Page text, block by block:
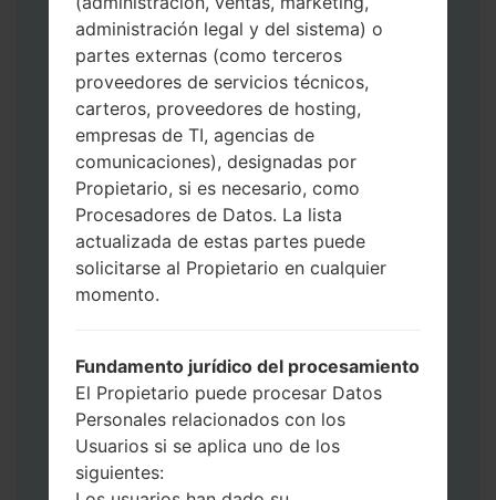
AP: "Sistema y Recuperación"
CP: "Módem y Radio"
CSC _ ***: "País y región y operador"
HOME_CSC _ ***: "País y regióny
operador"
Agregue todos los archivos a Odin 3.
Si desea hacer clean flash, use CSC _ *** o
use HOME_CSC _ *** para mantener sus
datos y aplicaciones.
Ahora apague su teléfono y entre al Modo
de Descarga. Cómo hacer todos los
métodos:
tecla de Encendido, el botón de Subir
volumen y la tecla de Bixby.
Presione y mantenga presionadas las
teclas de Subir y de Bajar volumen y
luego conecte un cable USB.
Presione y mantenga presionados la
administración legal y del sistema) o
partes externas (como terceros
proveedores de servicios técnicos,
carteros, proveedores de hosting,
empresas de TI, agencias de
comunicaciones), designadas por
Propietario, si es necesario, como
Procesadores de Datos. La lista
actualizada de estas partes puede
solicitarse al Propietario en cualquier
momento.
Fundamento jurídico del procesamiento
El Propietario puede procesar Datos
Personales relacionados con los
Usuarios si se aplica uno de los
siguientes: